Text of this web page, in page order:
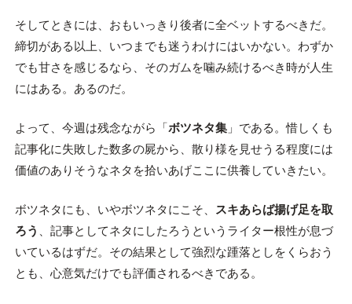
そしてときには、おもいっきり後者に全ベットするべきだ。
締切がある以上、いつまでも迷うわけにはいかない。わずか
でも甘さを感じるなら、そのガムを噛み続けるべき時が人生
にはある。あるのだ。
よって、今週は残念ながら「ボツネタ集」である。惜しくも
記事化に失敗した数多の屍から、散り様を見せうる程度には
価値のありそうなネタを拾いあげここに供養していきたい。
ボツネタにも、いやボツネタにこそ、
スキあらば揚げ足を取
ろう
、記事としてネタにしたろうというライター根性が息づ
いているはずだ。その結果として強烈な踵落としをくらおう
とも、心意気だけでも評価されるべきである。